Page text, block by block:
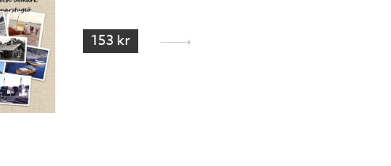
153 kr